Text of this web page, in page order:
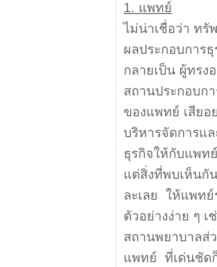
1. แพทย์
ไม่น่าเชื่อว่า ทรั
ผลประกอบการ
กลายเป็น ผู้ทรง
สถานประกอบก
ของแพทย์ เสียอ
บริหารจัดการแ
ธุรกิจให้กับแพท
แต่สิ่งที่พบเห็นกั
ละเลย ให้แพท
ตัวอย่างง่าย ๆ
สถานพยาบาลส่
แพทย์ ที่เด่นชัด